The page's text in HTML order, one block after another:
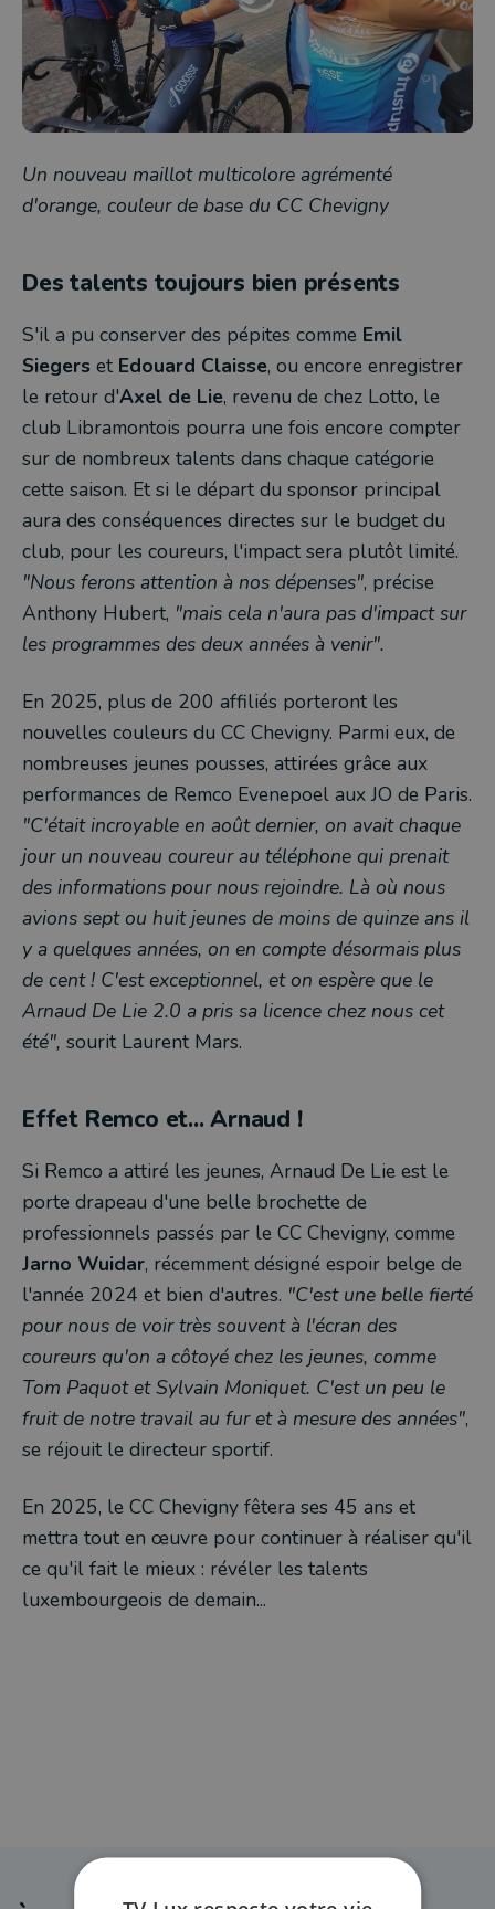
Un nouveau maillot multicolore agrémenté
d'orange, couleur de base du CC Chevigny
Des talents toujours bien présents
S'il a pu conserver des pépites comme Emil
Siegers et Edouard Claisse, ou encore enregistrer
le retour d'Axel de Lie, revenu de chez Lotto, le
club Libramontois pourra une fois encore compter
sur de nombreux talents dans chaque catégorie
cette saison. Et si le départ du sponsor principal
aura des conséquences directes sur le budget du
club, pour les coureurs, l'impact sera plutôt limité.
"Nous ferons attention à nos dépenses", précise
Anthony Hubert, "mais cela n'aura pas d'impact sur
les programmes des deux années à venir".
En 2025, plus de 200 affiliés porteront les
nouvelles couleurs du CC Chevigny. Parmi eux, de
nombreuses jeunes pousses, attirées grâce aux
performances de Remco Evenepoel aux JO de Paris.
"C'était incroyable en août dernier, on avait chaque
jour un nouveau coureur au téléphone qui prenait
des informations pour nous rejoindre. Là où nous
avions sept ou huit jeunes de moins de quinze ans il
y a quelques années, on en compte désormais plus
de cent ! C'est exceptionnel, et on espère que le
Arnaud De Lie 2.0 a pris sa licence chez nous cet
été", sourit Laurent Mars.
Effet Remco et... Arnaud !
Si Remco a attiré les jeunes, Arnaud De Lie est le
porte drapeau d'une belle brochette de
professionnels passés par le CC Chevigny, comme
Jarno Wuidar, récemment désigné espoir belge de
l'année 2024 et bien d'autres. "C'est une belle fierté
pour nous de voir très souvent à l'écran des
coureurs qu'on a côtoyé chez les jeunes, comme
Tom Paquot et Sylvain Moniquet. C'est un peu le
fruit de notre travail au fur et à mesure des années",
se réjouit le directeur sportif.
En 2025, le CC Chevigny fêtera ses 45 ans et
mettra tout en œuvre pour continuer à réaliser qu'il
ce qu'il fait le mieux : révéler les talents
luxembourgeois de demain...